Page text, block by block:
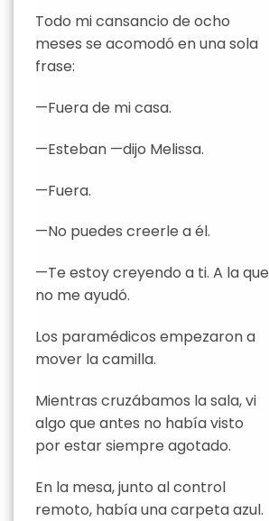
Todo mi cansancio de ocho
meses se acomodó en una sola
frase:
—Fuera de mi casa.
—Esteban —dijo Melissa.
—Fuera.
—No puedes creerle a él.
—Te estoy creyendo a ti. A la que
no me ayudó.
Los paramédicos empezaron a
mover la camilla.
Mientras cruzábamos la sala, vi
algo que antes no había visto
por estar siempre agotado.
En la mesa, junto al control
remoto, había una carpeta azul.